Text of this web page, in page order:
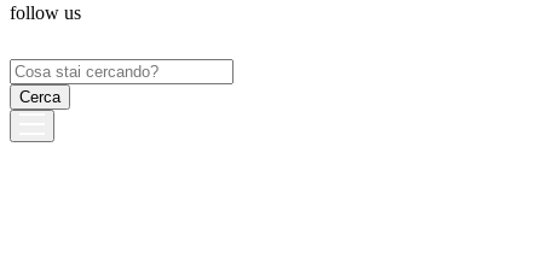
follow us
Ricerca
per: